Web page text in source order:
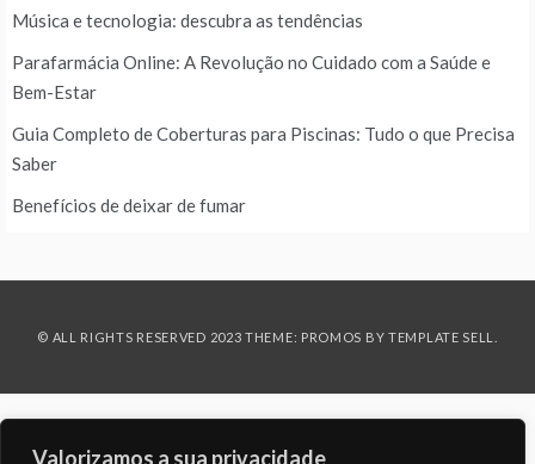
Valorizamos a sua privacidade
Música e tecnologia: descubra as tendências
Parafarmácia Online: A Revolução no Cuidado com a Saúde e
Bem-Estar
Guia Completo de Coberturas para Piscinas: Tudo o que Precisa
Saber
Benefícios de deixar de fumar
© ALL RIGHTS RESERVED 2023 THEME: PROMOS BY TEMPLATE SELL